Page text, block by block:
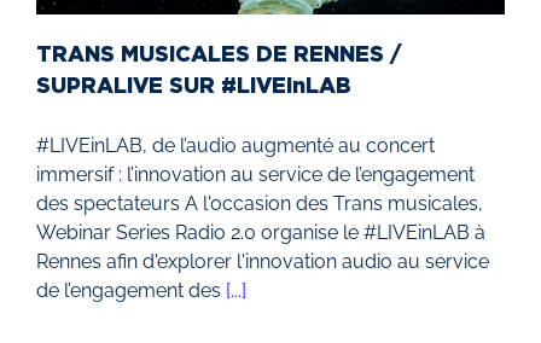
TRANS MUSICALES DE RENNES /
SUPRALIVE SUR #LIVEinLAB
#LIVEinLAB, de l’audio augmenté au concert
immersif : l’innovation au service de l’engagement
des spectateurs A l'occasion des Trans musicales,
Webinar Series Radio 2.0 organise le #LIVEinLAB à
Rennes afin d'explorer l'innovation audio au service
de l’engagement des [...]